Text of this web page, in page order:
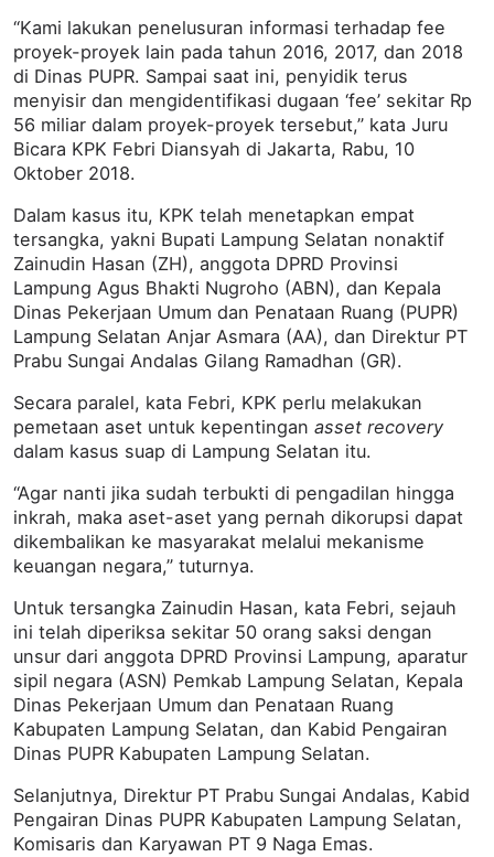
“Kami lakukan penelusuran informasi terhadap fee
proyek-proyek lain pada tahun 2016, 2017, dan 2018
di Dinas PUPR. Sampai saat ini, penyidik terus
menyisir dan mengidentifikasi dugaan ‘fee’ sekitar Rp
56 miliar dalam proyek-proyek tersebut,” kata Juru
Bicara KPK Febri Diansyah di Jakarta, Rabu, 10
Oktober 2018.
Dalam kasus itu, KPK telah menetapkan empat
tersangka, yakni Bupati Lampung Selatan nonaktif
Zainudin Hasan (ZH), anggota DPRD Provinsi
Lampung Agus Bhakti Nugroho (ABN), dan Kepala
Dinas Pekerjaan Umum dan Penataan Ruang (PUPR)
Lampung Selatan Anjar Asmara (AA), dan Direktur PT
Prabu Sungai Andalas Gilang Ramadhan (GR).
Secara paralel, kata Febri, KPK perlu melakukan
pemetaan aset untuk kepentingan asset recovery
dalam kasus suap di Lampung Selatan itu.
“Agar nanti jika sudah terbukti di pengadilan hingga
inkrah, maka aset-aset yang pernah dikorupsi dapat
dikembalikan ke masyarakat melalui mekanisme
keuangan negara,” tuturnya.
Untuk tersangka Zainudin Hasan, kata Febri, sejauh
ini telah diperiksa sekitar 50 orang saksi dengan
unsur dari anggota DPRD Provinsi Lampung, aparatur
sipil negara (ASN) Pemkab Lampung Selatan, Kepala
Dinas Pekerjaan Umum dan Penataan Ruang
Kabupaten Lampung Selatan, dan Kabid Pengairan
Dinas PUPR Kabupaten Lampung Selatan.
Selanjutnya, Direktur PT Prabu Sungai Andalas, Kabid
Pengairan Dinas PUPR Kabupaten Lampung Selatan,
Komisaris dan Karyawan PT 9 Naga Emas.